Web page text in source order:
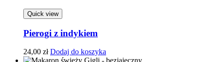
Quick view
Pierogi z indykiem
24,00 zł Dodaj do koszyka